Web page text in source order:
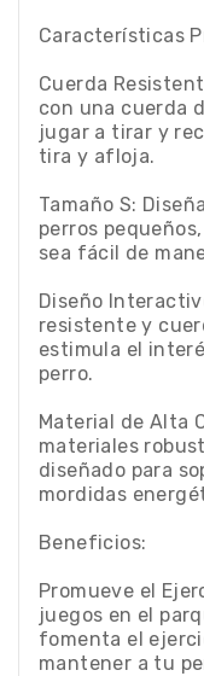
Características
Cuerda
con una cuerda
jugar a tirar y
tira y afloja.
Tamaño S:
perros
sea fácil de
Diseño
resistente y
estimula el
perro.
Material de Alta
materiales
diseñado para
mordidas
Beneficios:
Promueve el
juegos en el
fomenta el
mantener a tu